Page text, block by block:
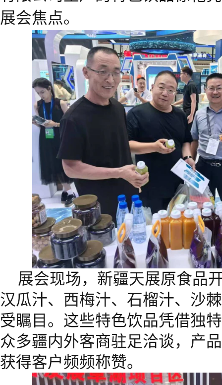
展会焦点。
展会现场，新疆天展原食品
汉瓜汁、西梅汁、石榴汁、沙
受瞩目。这些特色饮品凭借独
众多疆内外客商驻足洽谈，产
获得客户频频称赞。